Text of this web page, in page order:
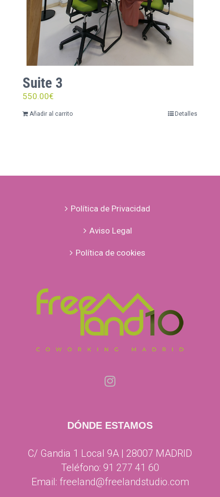
Suite 3
550.00€
Añadir al carrito Detalles
Política de Privacidad
Aviso Legal
Política de cookies
DÓNDE ESTAMOS
C/ Gandia 1 Local 9A | 28007 MADRID
Teléfono: 91 277 41 60
Email: freeland@freelandstudio.com